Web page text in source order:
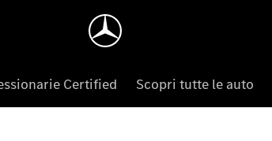
Certified Scopri tutte le auto